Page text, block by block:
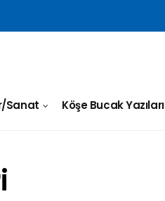
Sanat Köşe Bucak Yazıları